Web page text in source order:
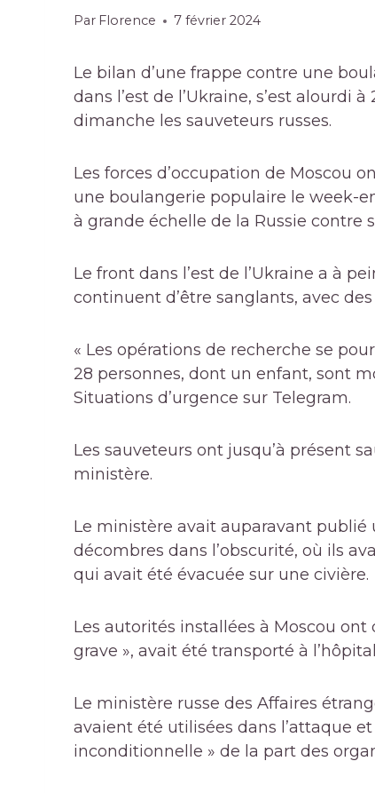
Par Florence 7 février 2024
Le bilan d’une frappe contre une
dans l’est de l’Ukraine, s’est alourdi
dimanche les sauveteurs russes.
Les forces d’occupation de Moscou
une boulangerie populaire le week-
à grande échelle de la Russie contre
Le front dans l’est de l’Ukraine a à
continuent d’être sanglants, avec
« Les opérations de recherche se
28 personnes, dont un enfant, sont
Situations d’urgence sur Telegram.
Les sauveteurs ont jusqu’à présent
ministère.
Le ministère avait auparavant publié
décombres dans l’obscurité, où ils
qui avait été évacuée sur une civière.
Les autorités installées à Moscou
grave », avait été transporté à
Le ministère russe des Affaires
avaient été utilisées dans l’attaque
inconditionnelle » de la part des